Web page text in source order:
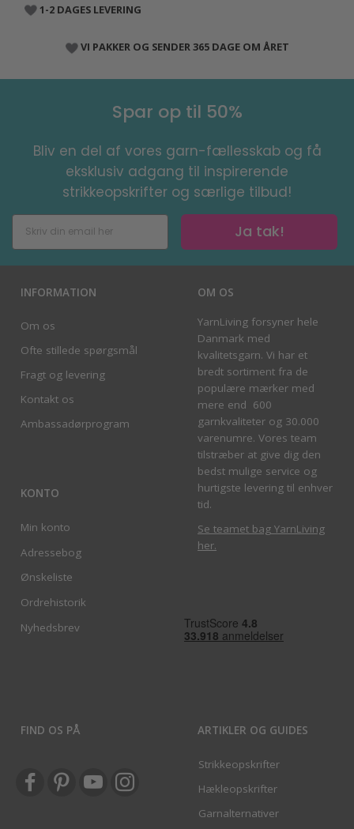
1-2 DAGES LEVERING
VI PAKKER OG SENDER 365 DAGE OM ÅRET
Spar op til 50%
Bliv en del af vores garn-fællesskab og få
eksklusiv adgang til inspirerende
strikkeopskrifter og særlige tilbud!
Ja tak!
INFORMATION
Om os
Ofte stillede spørgsmål
Fragt og levering
Kontakt os
Ambassadørprogram
KONTO
Min konto
Adressebog
Ønskeliste
Ordrehistorik
Nyhedsbrev
OM OS
YarnLiving forsyner hele
Danmark med
kvalitetsgarn. Vi har et
bredt sortiment fra de
populære mærker med
mere end 600
garnkvaliteter og 30.000
varenumre. Vores team
tilstræber at give dig den
bedst mulige service og
hurtigste levering til enhver
tid.
Se teamet bag YarnLiving
her.
FIND OS PÅ ARTIKLER OG GUIDES
Strikkeopskrifter
Hækleopskrifter
Garnalternativer